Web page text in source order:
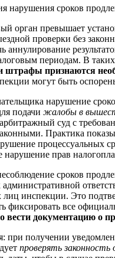
орган превышает
проверки без
аннулирование
периодам. В таких
штрафы признаются
могут быть
нарушение
подачи жалобы в
суд с
Практика
процессуальных
нарушение прав
сроков
административной
инспекции. Это
фиксировать все
вести документацию о
при получении
проверять законность